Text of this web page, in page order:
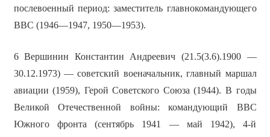
послевоенный период: заместитель главнокомандующего
ВВС (1946—1947, 1950—1953).
6Вершинин Константин Андреевич (21.5(3.6).1900 —
30.12.1973) — советский военачальник, главный маршал
авиации (1959), Герой Советского Союза (1944). В годы
Великой Отечественной войны: командующий ВВС
Южного фронта (сентябрь 1941 — май 1942), 4-й